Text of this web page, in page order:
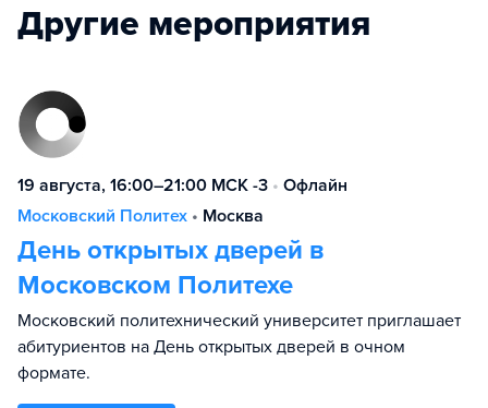
Другие мероприятия
19 августа, 16:00–21:00 МСК -3 • Офлайн
Московский Политех • Москва
День открытых дверей в
Московском Политехе
Московский политехнический университет приглашает
абитуриентов на День открытых дверей в очном
формате.